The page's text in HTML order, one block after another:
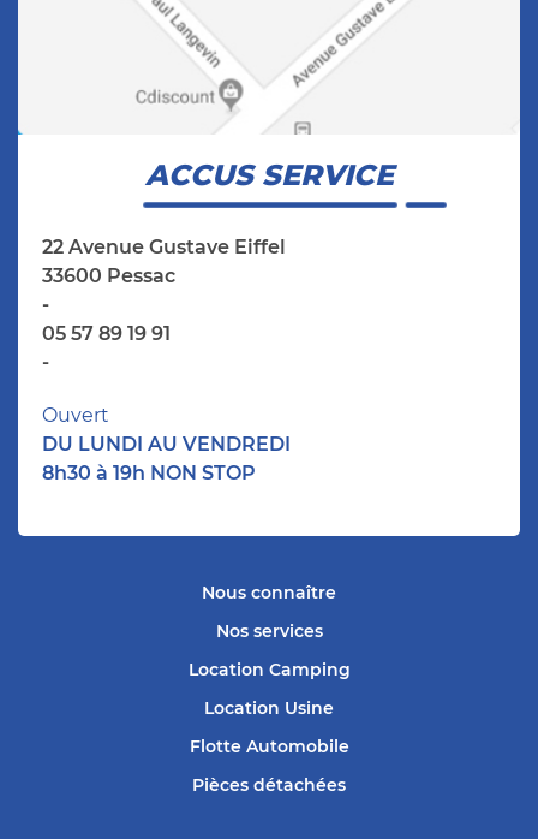
ACCUS SERVICE
22 Avenue Gustave Eiffel
33600 Pessac
-
05 57 89 19 91
-
Ouvert
DU LUNDI AU VENDREDI
8h30 à 19h NON STOP
Nous connaître
Nos services
Location Camping
Location Usine
Flotte Automobile
Pièces détachées